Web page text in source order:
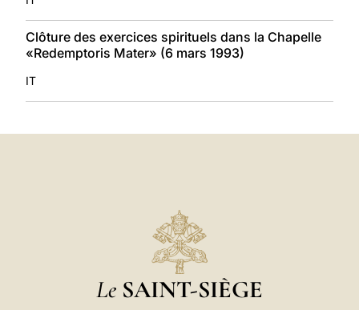
Clôture des exercices spirituels dans la Chapelle
«Redemptoris Mater» (6 mars 1993)
IT
Le SAINT-SIÈGE